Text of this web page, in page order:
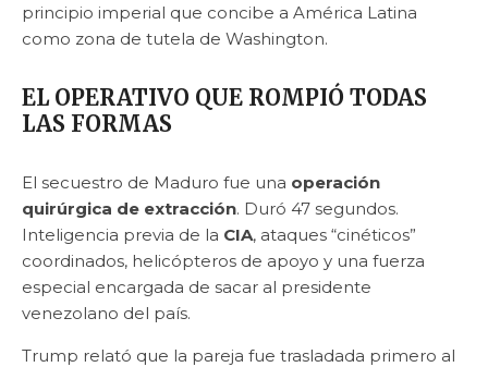
principio imperial que concibe a América Latina
como zona de tutela de Washington.
EL OPERATIVO QUE ROMPIÓ TODAS
LAS FORMAS
El secuestro de Maduro fue una operación
quirúrgica de extracción. Duró 47 segundos.
Inteligencia previa de la CIA, ataques “cinéticos”
coordinados, helicópteros de apoyo y una fuerza
especial encargada de sacar al presidente
venezolano del país.
Trump relató que la pareja fue trasladada primero al